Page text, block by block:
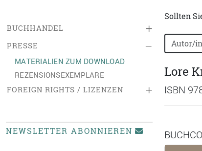
+
BUCHHANDEL
–
PRESSE
MATERIALIEN ZUM DOWNLOAD
REZENSIONSEXEMPLARE
+
FOREIGN RIGHTS / LIZENZEN
NEWSLETTER ABONNIEREN
Sollten
Bücher
Lore
ISBN